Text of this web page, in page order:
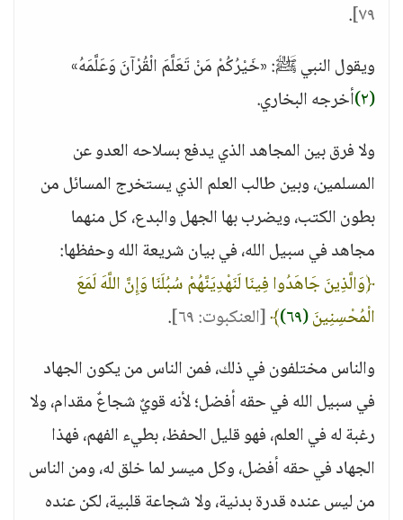
٧٩] .
ويقول النبي ﷺ: «خَيْرُكُمْ مَنْ تَعَلَّمَ الْقُرْآنَ وَعَلَّمَهُ»
(٢) أخرجه البخاري.
ولا فرق بين المجاهد الذي يدفع بسلاحه العدو عن
المسلمين، وبين طالب العلم الذي يستخرج المسائل من
بطون الكتب، ويضرب بها الجهل والبدع، كل منهما
مجاهد في سبيل الله، في بيان شريعة الله وحفظها:
﴿وَالَّذِينَ جَاهَدُوا فِينَا لَنَهْدِيَنَّهُمْ سُبُلَنَا وَإِنَّ اللَّهَ لَمَعَ
الْمُحْسِنِينَ(٦٩) ﴾[العنكبوت: ٦٩]
.
والناس مختلفون في ذلك، فمن الناس من يكون الجهاد
في سبيل الله في حقه أفضل؛ لأنه قويٌ شجاعٌ مقدام، ولا
رغبة له في العلم، فهو قليل الحفظ، بطيء الفهم، فهذا
الجهاد في حقه أفضل، وكل ميسر لما خلق له، ومن الناس
من ليس عنده قدرة بدنية، ولا شجاعة قلبية، لكن عنده